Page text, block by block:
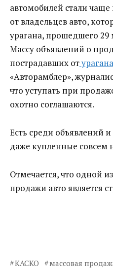
автомобилей стали чаще
от владельцев авто,
урагана, прошедшего 29
Массу объявлений о
пострадавших отурагана
«Авторамблер»,
что уступать при
охотно соглашаются.
Есть среди объявлений
даже купленные совсем
Отмечается, что одной
продажи авто является
КАСКО массовая